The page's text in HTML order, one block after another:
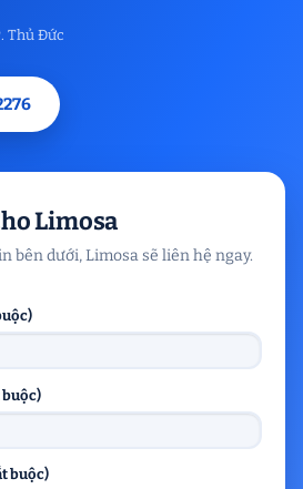
Thủ Đức
Limosa
bên dưới, Limosa sẽ liên hệ ngay.
buộc)
buộc)